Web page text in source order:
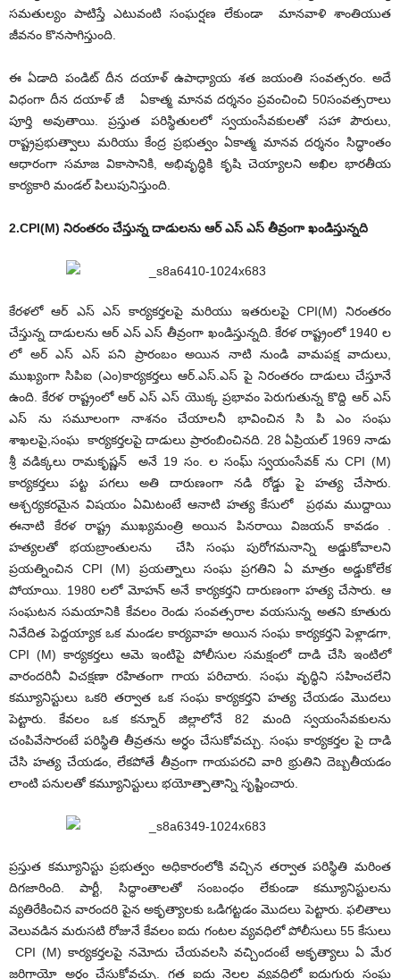
సమతుల్యం పాటిస్తే ఎటువంటి సంఘర్షణ లేకుండా మానవాళి శాంతియుత
జీవనం కొనసాగిస్తుంది.
ఈ ఏడాది పండిట్ దీన దయాళ్ ఉపాధ్యాయ శత జయంతి సంవత్సరం. అదే
విధంగా దీన దయాళ్ జీ ఏకాత్మ మానవ దర్శనం ప్రవంచించి 50సంవత్సరాలు
పూర్తి అవుతాయి. ప్రస్తుత పరిస్థితులలో స్వయంసేవకులతో సహా పౌరులు,
రాష్ట్రప్రభుత్వాలు మరియు కేంద్ర ప్రభుత్వం ఏకాత్మ మానవ దర్శనం సిద్ధాంతం
ఆధారంగా సమాజ వికాసానికి, అభివృద్ధికి కృషి చెయ్యాలని అఖిల భారతీయ
కార్యకారి మండల్ పిలుపునిస్తుంది.
2.CPI(M) నిరంతరం చేస్తున్న దాడులను ఆర్ ఎస్ ఎస్ తీవ్రంగా ఖండిస్తున్నది
కేరళలో ఆర్ ఎస్ ఎస్ కార్యకర్తలపై మరియు ఇతరులపై CPI(M) నిరంతరం
చేస్తున్న దాడులను ఆర్ ఎస్ ఎస్ తీవ్రంగా ఖండిస్తున్నది. కేరళ రాష్ట్రంలో 1940 ల
లో అర్ ఎస్ ఎస్ పని ప్రారంబం అయిన నాటి నుండి వామపక్ష వాదులు,
ముఖ్యంగా సిపిఐ (ఎం)కార్యకర్తలు ఆర్.ఎస్.ఎస్ పై నిరంతరం దాడులు చేస్తూనే
ఉంది. కేరళ రాష్ట్రంలో ఆర్ ఎస్ ఎస్ యొక్క ప్రభావం పెరుగుతున్న కొద్ది ఆర్ ఎస్
ఎస్ ను సమూలంగా నాశనం చేయాలనీ భావించిన సి పి ఎం సంఘ
శాఖలపై,సంఘ కార్యకర్తలపై దాడులు ప్రారంబించినది. 28 ఏప్రియల్ 1969 నాడు
శ్రీ వడిక్కలు రామకృష్ణన్ అనే 19 సం. ల సంఘ్ స్వయంసేవక్ ను CPI (M)
కార్యకర్తలు పట్ట పగలు అతి దారుణంగా నడి రోడ్డు పై హత్య చేసారు.
ఆశ్చర్యకరమైన విషయం ఏమిటంటే ఆనాటి హత్య కేసులో ప్రథమ ముద్దాయి
ఈనాటి కేరళ రాష్ట్ర ముఖ్యమంత్రి అయిన పినరాయి విజయన్ కావడం .
హత్యలతో భయబ్రాంతులను చేసి సంఘ పురోగమనాన్ని అడ్డుకోవాలని
ప్రయత్నించిన CPI (M) ప్రయత్నాలు సంఘ ప్రగతిని ఏ మాత్రం అడ్డుకోలేక
పోయాయి. 1980 లలో మోహన్ అనే కార్యకర్తని దారుణంగా హత్య చేసారు. ఆ
సంఘటన సమయానికి కేవలం రెండు సంవత్సరాల వయసున్న అతని కూతురు
నివేదిత పెద్దయ్యాక ఒక మండల కార్యవాహ అయిన సంఘ కార్యకర్తని పెళ్లాడగా,
CPI (M) కార్యకర్తలు ఆమె ఇంటిపై పోలీసుల సమక్షంలో దాడి చేసి ఇంటిలో
వారందరినీ విచక్షణా రహితంగా గాయ పరిచారు. సంఘ వృద్ధిని సహించలేని
కమ్యూనిస్టులు ఒకరి తర్వాత ఒక సంఘ కార్యకర్తని హత్య చేయడం మొదలు
పెట్టారు. కేవలం ఒక కన్నూర్ జిల్లాలోనే 82 మంది స్వయంసేవకులను
చంపివేసారంటే పరిస్థితి తీవ్రతను అర్ధం చేసుకోవచ్చు. సంఘ కార్యకర్తల పై దాడి
చేసి హత్య చేయడం, లేకపోతే తీవ్రంగా గాయపరచి వారి భ్రుతిని దెబ్బతీయడం
లాంటి పనులతో కమ్యూనిస్టులు భయోత్పాతాన్ని సృష్టించారు.
ప్రస్తుత కమ్యూనిస్టు ప్రభుత్వం అధికారంలోకి వచ్చిన తర్వాత పరిస్థితి మరింత
దిగజారింది. పార్టీ, సిద్ధాంతాలతో సంబంధం లేకుండా కమ్యూనిస్టులను
వ్యతిరేకించిన వారందరి పైన అకృత్యాలకు ఒడిగట్టడం మొదలు పెట్టారు. ఫలితాలు
వెలువడిన మరుసటి రోజునే కేవలం ఐదు గంటల వ్యవధిలో పోలీసులు 55 కేసులు
CPI (M) కార్యకర్తలపై నమోదు చేయవలసి వచ్చిందంటే అకృత్యాలు ఏ మేర
జరిగాయో అర్ధం చేసుకోవచ్చు. గత ఐదు నెలల వ్యవధిలో ఐదుగురు సంఘ